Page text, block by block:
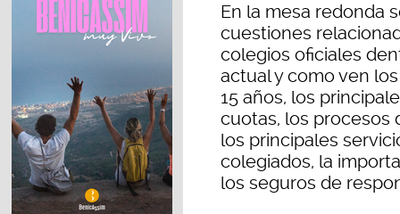
En la mesa redonda
cuestiones
colegios oficiales
actual y como ven
15 años, los
cuotas, los procesos
los principales
colegiados, la
los seguros de